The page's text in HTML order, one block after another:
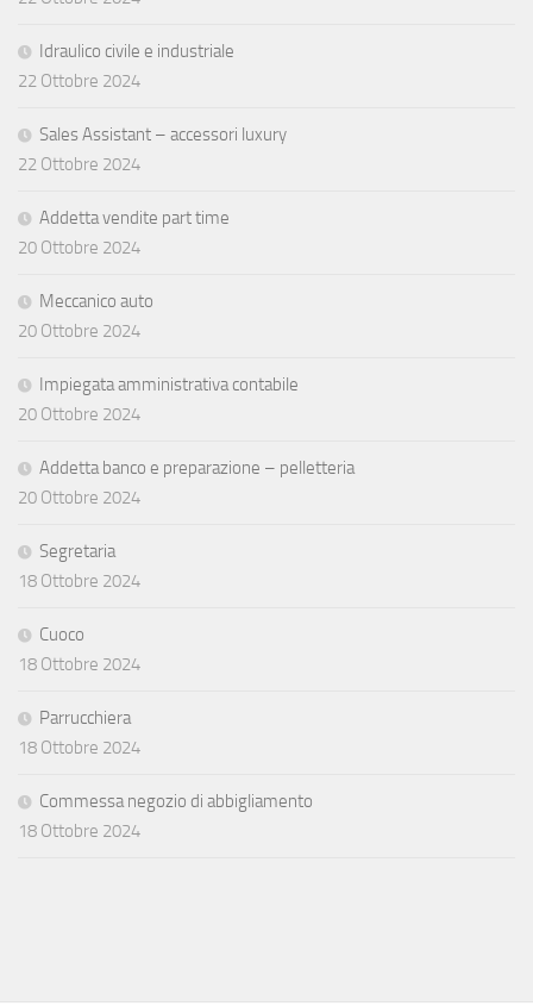
Idraulico civile e industriale
22 Ottobre 2024
Sales Assistant – accessori luxury
22 Ottobre 2024
Addetta vendite part time
20 Ottobre 2024
Meccanico auto
20 Ottobre 2024
Impiegata amministrativa contabile
20 Ottobre 2024
Addetta banco e preparazione – pelletteria
20 Ottobre 2024
Segretaria
18 Ottobre 2024
Cuoco
18 Ottobre 2024
Parrucchiera
18 Ottobre 2024
Commessa negozio di abbigliamento
18 Ottobre 2024